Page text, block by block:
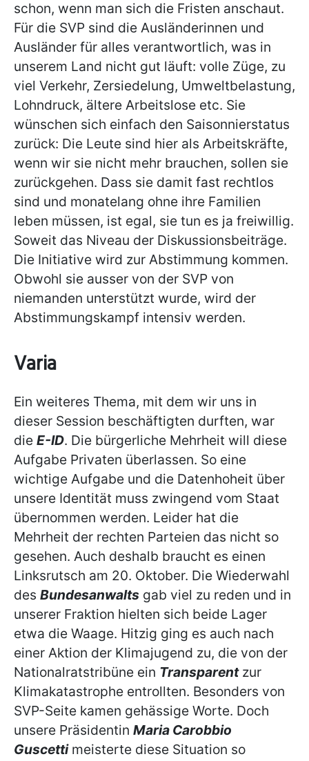
schon, wenn man sich die Fristen anschaut.
Für die SVP sind die Ausländerinnen und
Ausländer für alles verantwortlich, was in
unserem Land nicht gut läuft: volle Züge, zu
viel Verkehr, Zersiedelung, Umweltbelastung,
Lohndruck, ältere Arbeitslose etc. Sie
wünschen sich einfach den Saisonnierstatus
zurück: Die Leute sind hier als Arbeitskräfte,
wenn wir sie nicht mehr brauchen, sollen sie
zurückgehen. Dass sie damit fast rechtlos
sind und monatelang ohne ihre Familien
leben müssen, ist egal, sie tun es ja freiwillig.
Soweit das Niveau der Diskussionsbeiträge.
Die Initiative wird zur Abstimmung kommen.
Obwohl sie ausser von der SVP von
niemanden unterstützt wurde, wird der
Abstimmungskampf intensiv werden.
Varia
Ein weiteres Thema, mit dem wir uns in
dieser Session beschäftigten durften, war
die E-ID. Die bürgerliche Mehrheit will diese
Aufgabe Privaten überlassen. So eine
wichtige Aufgabe und die Datenhoheit über
unsere Identität muss zwingend vom Staat
übernommen werden. Leider hat die
Mehrheit der rechten Parteien das nicht so
gesehen. Auch deshalb braucht es einen
Linksrutsch am 20. Oktober. Die Wiederwahl
des Bundesanwalts gab viel zu reden und in
unserer Fraktion hielten sich beide Lager
etwa die Waage. Hitzig ging es auch nach
einer Aktion der Klimajugend zu, die von der
Nationalratstribüne ein Transparentzur
Klimakatastrophe entrollten. Besonders von
SVP-Seite kamen gehässige Worte. Doch
unsere Präsidentin Maria Carobbio
Guscettimeisterte diese Situation so